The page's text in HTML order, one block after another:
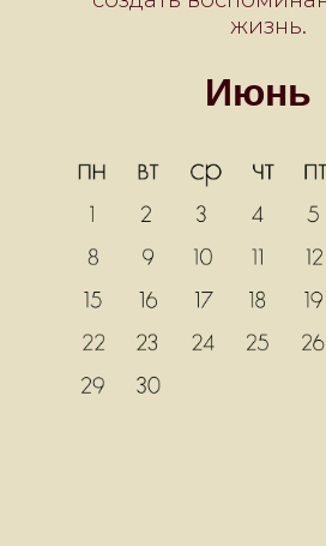
Мы ждём вас в отеле-усадьбе
"Вишневый сад" д.Щатково
карта →